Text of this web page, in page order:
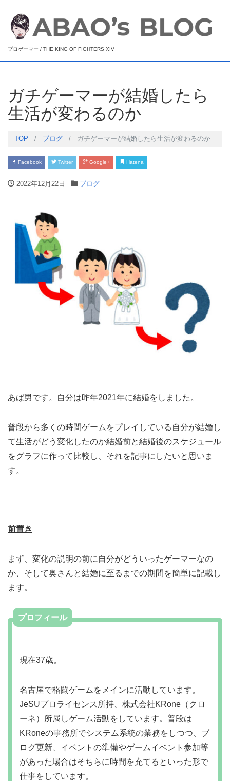
プロゲーマー / THE KING OF FIGHTERS XIV
ガチゲーマーが結婚したら
生活が変わるのか
TOP ブログ ガチゲーマーが結婚したら生活が変わるのか
Facebook Twitter Google+ Hatena
2022年12月22日 ブログ
あば男です。自分は昨年2021年に結婚をしました。
普段から多くの時間ゲームをプレイしている自分が結婚し
て生活がどう変化したのか結婚前と結婚後のスケジュール
をグラフに作って比較し、それを記事にしたいと思いま
す。
前置き
まず、変化の説明の前に自分がどういったゲーマーなの
か、そして奥さんと結婚に至るまでの期間を簡単に記載し
ます。
プロフィール
現在37歳。
名古屋で格闘ゲームをメインに活動しています。
JeSUプロライセンス所持、株式会社KRone（クロ
ーネ）所属しゲーム活動をしています。普段は
KRoneの事務所でシステム系統の業務をしつつ、ブ
ログ更新、イベントの準備やゲームイベント参加等
があった場合はそちらに時間を充てるといった形で
仕事をしています。